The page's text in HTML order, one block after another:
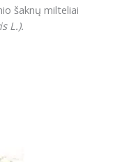
šaknų milteliai
L.).